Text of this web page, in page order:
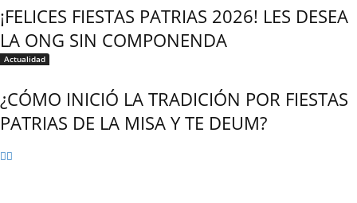
¡FELICES FIESTAS PATRIAS 2026! LES DESEA
LA ONG SIN COMPONENDA
Actualidad
¿CÓMO INICIÓ LA TRADICIÓN POR FIESTAS
PATRIAS DE LA MISA Y TE DEUM?